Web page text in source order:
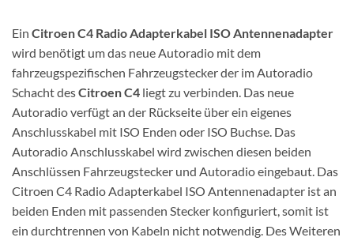
Ein Citroen C4 Radio Adapterkabel ISO Antennenadapter
wird benötigt um das neue Autoradio mit dem
fahrzeugspezifischen Fahrzeugstecker der im Autoradio
Schacht desCitroen C4 liegt zu verbinden. Das neue
Autoradio verfügt an der Rückseite über ein eigenes
Anschlusskabel mit ISO Enden oder ISO Buchse. Das
Autoradio Anschlusskabel wird zwischen diesen beiden
Anschlüssen Fahrzeugstecker und Autoradio eingebaut. Das
Citroen C4 Radio Adapterkabel ISO Antennenadapter ist an
beiden Enden mit passenden Stecker konfiguriert, somit ist
ein durchtrennen von Kabeln nicht notwendig. Des Weiteren